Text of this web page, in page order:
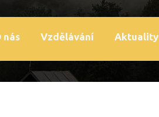
nás Vzdělávání Aktuality